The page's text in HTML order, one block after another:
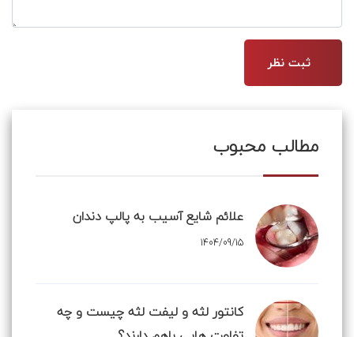
مطالب محبوب
علائم شایع آسیب به پالپ دندان
1404/09/15
کانتور لثه و لیفت لثه چیست و چه